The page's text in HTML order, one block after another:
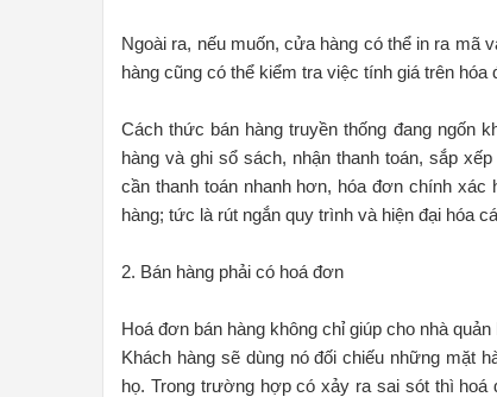
Ngoài ra, nếu muốn, cửa hàng có thể in ra mã
hàng cũng có thể kiểm tra việc tính giá trên
Cách thức bán hàng truyền thống đang ngốn
hàng và ghi sổ sách, nhận thanh toán, sắp
cần thanh toán nhanh hơn, hóa đơn chính
hàng; tức là rút ngắn quy trình và hiện đại hóa
2. Bán hàng phải có hoá đơn
Hoá đơn bán hàng không chỉ giúp cho nhà
Khách hàng sẽ dùng nó đối chiếu những mặt
họ. Trong trường hợp có xảy ra sai sót thì